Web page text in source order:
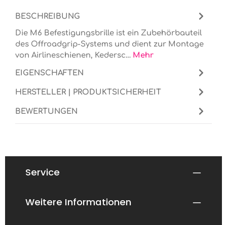
BESCHREIBUNG
Die M6 Befestigungsbrille ist ein Zubehörbauteil
des Offroadgrip-Systems und dient zur Montage
von Airlineschienen, Kedersc… Mehr
EIGENSCHAFTEN
HERSTELLER | PRODUKTSICHERHEIT
BEWERTUNGEN
Service
Weitere Informationen